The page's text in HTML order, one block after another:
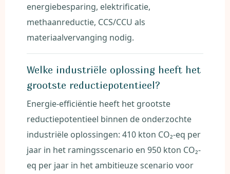
energiebesparing, elektrificatie,
methaanreductie, CCS/CCU als
materiaalvervanging nodig.
Welke industriële oplossing heeft het
grootste reductiepotentieel?
Energie-efficiëntie heeft het grootste
reductiepotentieel binnen de onderzochte
industriële oplossingen: 410 kton CO₂-eq per
jaar in het ramingsscenario en 950 kton CO₂-
eq per jaar in het ambitieuze scenario voor